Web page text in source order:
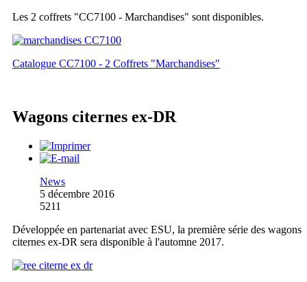
Les 2 coffrets "CC7100 - Marchandises" sont disponibles.
Catalogue CC7100 - 2 Coffrets "Marchandises"
Wagons citernes ex-DR
News
5 décembre 2016
5211
Développée en partenariat avec ESU, la première série des wagons
citernes ex-DR sera disponible à l'automne 2017.